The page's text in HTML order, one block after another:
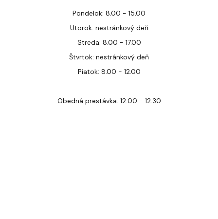
Pondelok: 8.00 - 15.00
Utorok: nestránkový deň
Streda: 8.00 - 17.00
Štvrtok: nestránkový deň
Piatok: 8.00 - 12.00
Obedná prestávka: 12:00 - 12:30